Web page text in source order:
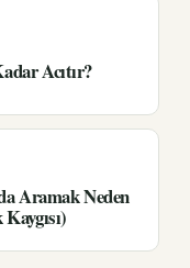
Acıtır?
Aramak Neden